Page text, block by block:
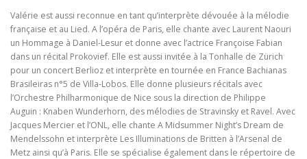
Valérie est aussi reconnue en tant qu’interprète dévouée à la mélodie
française et au Lied. A l’opéra de Paris, elle chante avec Laurent Naouri
un Hommage à Daniel-Lesur et donne avec l’actrice Françoise Fabian
dans un récital Prokovief. Elle est aussi invitée à la Tonhalle de Zürich
pour un concert Berlioz et interprète en tournée en France Bachianas
Brasileiras n°5 de Villa-Lobos. Elle donne plusieurs récitals avec
l’Orchestre Philharmonique de Nice sous la direction de Philippe
Auguin : Knaben Wunderhorn, des mélodies de Stravinsky et Ravel. Avec
Jacques Mercier et l’ONL, elle chante A Midsummer Night’s Dream de
Mendelssohn et interprète Les Illuminations de Britten à l’Arsenal de
Metz ainsi qu’à Paris. Elle se spécialise également dans le répertoire de